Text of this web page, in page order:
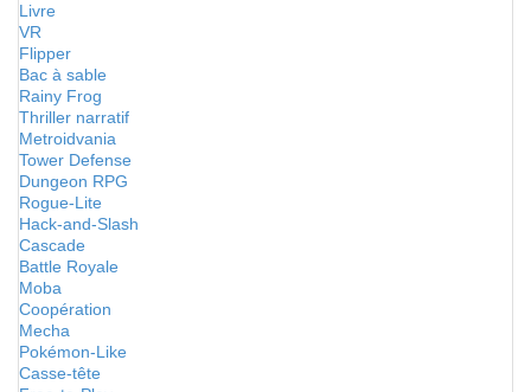
Livre
VR
Flipper
Bac à sable
Rainy Frog
Thriller narratif
Metroidvania
Tower Defense
Dungeon RPG
Rogue-Lite
Hack-and-Slash
Cascade
Battle Royale
Moba
Coopération
Mecha
Pokémon-Like
Casse-tête